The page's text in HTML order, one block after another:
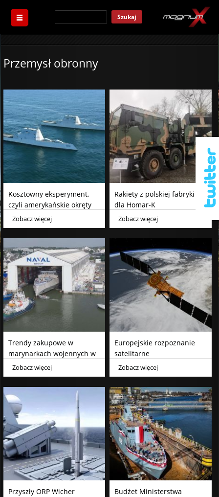
Szukaj
Przemysł obronny
Kosztowny eksperyment,
czyli amerykańskie okręty
typu Zumwalt
Zobacz więcej
Rakiety z polskiej fabryki
dla Homar-K
Zobacz więcej
Trendy zakupowe w
marynarkach wojennych w
Europie, czyli jakie okręty są
obecnie na topie?
Zobacz więcej
Europejskie rozpoznanie
satelitarne
Zobacz więcej
Przyszły ORP Wicher
Budżet Ministerstwa